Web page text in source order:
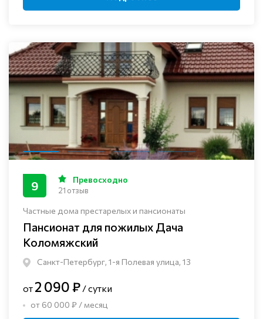
Частные дома престарелых и пансионаты
Пансионат для пожилых Дача
Коломяжский
Санкт-Петербург, 1-я Полевая улица, 13
9 Превосходно
21 отзыв
от 2 090 ₽ / сутки
от 60 000 ₽ / месяц